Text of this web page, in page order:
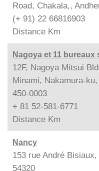
Road, Chakala,,
(+ 91) 22 66816903
Distance Km
Nagoya et 11 bureaux
12F, Nagoya Mitsui
Minami, Nakamura-
450-0003
+ 81 52-581-6771
Distance Km
Nancy
153 rue André
54320